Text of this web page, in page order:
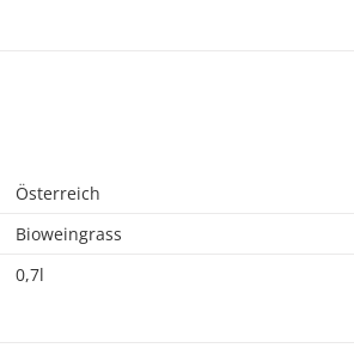
Österreich
Bioweingrass
0,7l